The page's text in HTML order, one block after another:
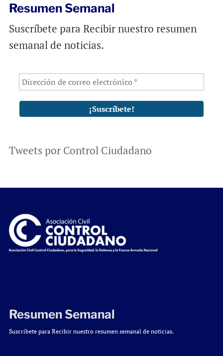
Resumen Semanal
Suscríbete para Recibir nuestro resumen
semanal de noticias.
Tweets por Control Ciudadano
Resumen Semanal
Suscríbete para Recibir nuestro resumen semanal de noticias.